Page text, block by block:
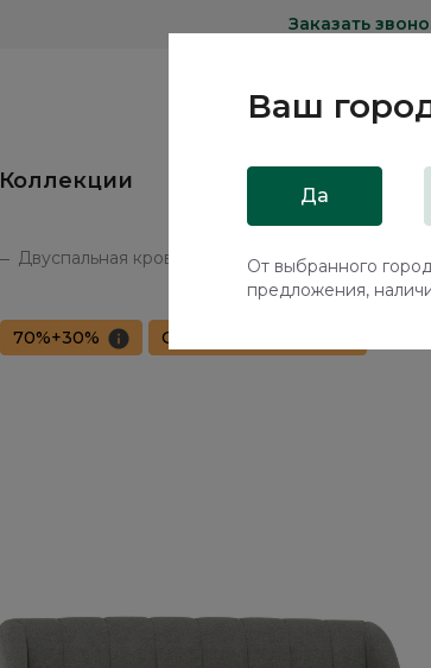
Заказать
Коллекции
Двуспальная кровать с подъемным
70%+30% Сборка в подарок
Ваш
Да
От выбранного
предложения,